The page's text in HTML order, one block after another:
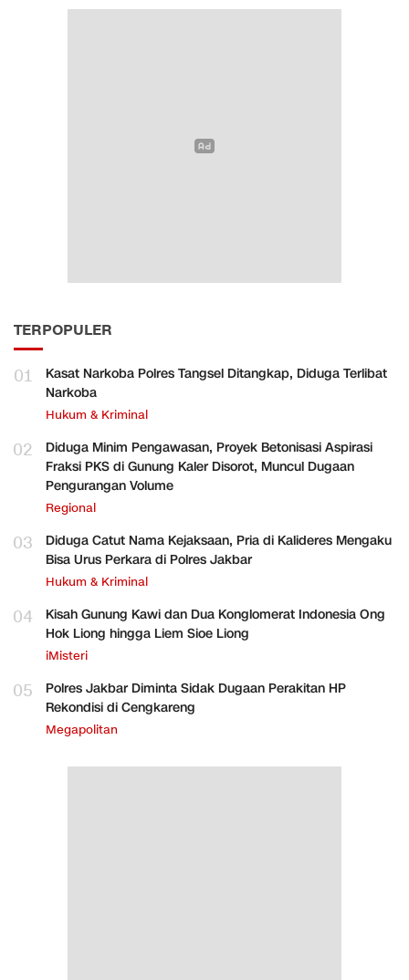
TERPOPULER
01
Kasat Narkoba Polres Tangsel Ditangkap, Diduga Terlibat
Narkoba
Hukum & Kriminal
02
Diduga Minim Pengawasan, Proyek Betonisasi Aspirasi
Fraksi PKS di Gunung Kaler Disorot, Muncul Dugaan
Pengurangan Volume
Regional
03
Diduga Catut Nama Kejaksaan, Pria di Kalideres Mengaku
Bisa Urus Perkara di Polres Jakbar
Hukum & Kriminal
04
Kisah Gunung Kawi dan Dua Konglomerat Indonesia Ong
Hok Liong hingga Liem Sioe Liong
iMisteri
05
Polres Jakbar Diminta Sidak Dugaan Perakitan HP
Rekondisi di Cengkareng
Megapolitan